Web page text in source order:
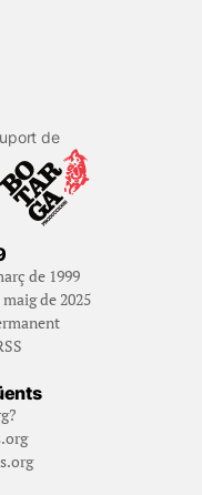
de
de 1999
de 2025